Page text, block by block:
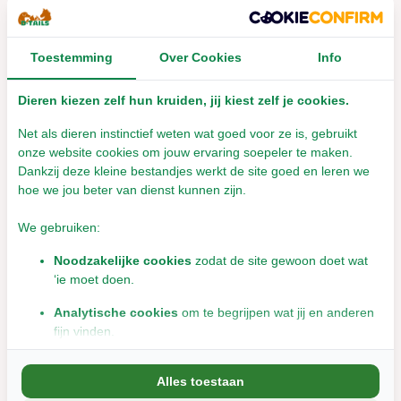
Rescuefeed
meer info
Incl. btw
Bekijken
Critical Care Fine Grind
- 100 gram
Digitale Thermometer
voor dieren
Toestemming Over Cookies Info
Dieren kiezen zelf hun kruiden, jij kiest zelf je cookies.
Net als dieren instinctief weten wat goed voor ze is, gebruikt
onze website cookies om jouw ervaring soepeler te maken.
Dankzij deze kleine bestandjes werkt de site goed en leren we
hoe we jou beter van dienst kunnen zijn.
We gebruiken:
Noodzakelijke cookies zodat de site gewoon doet wat
‘ie moet doen.
Analytische cookies om te begrijpen wat jij en anderen
fijn vinden.
Marketingcookiesom jou relevante informatie en
aanbiedingen te tonen.Alles toestaan